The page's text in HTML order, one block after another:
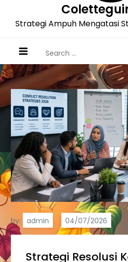
Strategi Ampuh Mengatasi
for:
by: admin
Strategi Resolusi